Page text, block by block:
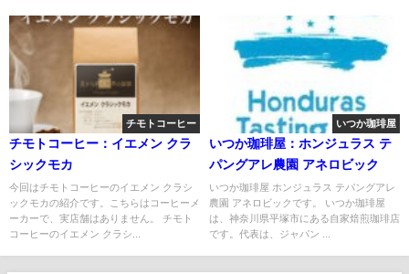
チモトコーヒー
チモトコーヒー：イエメン クラ
シックモカ
今回はチモトコーヒーのイエメン クラシ
ックモカの紹介です。こちらはコーヒーメ
ーカーで、実店舗はありません。 チモト
コーヒーのイエメン クラシ...
いつか珈琲屋
いつか珈琲屋：ホンジュラス テ
パングアレ農園 アネロビック
いつか珈琲屋 ホンジュラス テパングアレ
農園 アネロビックです。 いつか珈琲屋
は、神奈川県平塚市にある自家焙煎珈琲店
です。代表は、ジャパン ...